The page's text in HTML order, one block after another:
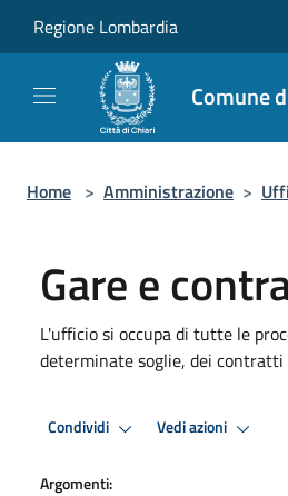
Regione Lombardia
Comune
Home > Amministrazione >
Gare e
L'ufficio si occupa di tutte le
determinate soglie, dei contratti
Condividi Vedi azioni
Argomenti: